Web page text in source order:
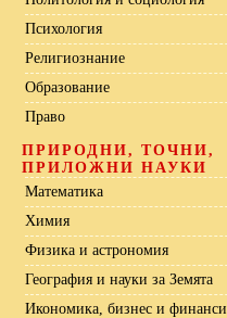
Психология
Религиознание
Образование
Право
ПРИРОДНИ, ТОЧНИ,
ПРИЛОЖНИ НАУКИ
Математика
Химия
Физика и астрономия
География и науки за Земята
Икономика, бизнес и финанси